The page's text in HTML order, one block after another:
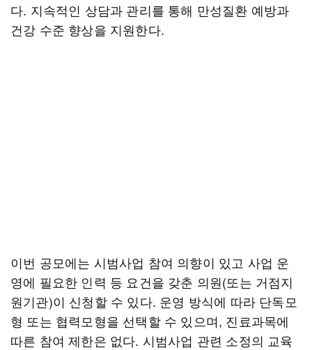
다. 지속적인 상담과 관리를 통해 만성질환 예방과
건강 수준 향상을 지원한다.
이번 공모에는 시범사업 참여 의향이 있고 사업 운
영에 필요한 인력 등 요건을 갖춘 의원(또는 거점지
원기관)이 신청할 수 있다. 운영 방식에 따라 단독모
형 또는 협력모형을 선택할 수 있으며, 진료과목에
따른 참여 제한은 없다. 시범사업 관련 소정의 교육